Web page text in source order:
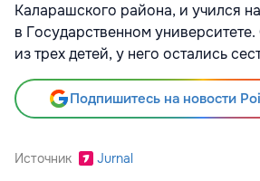
Каларашского района, и учился
в Государственном
из трех детей, у него остались
Подпишитесь на новости
Источник Jurnal